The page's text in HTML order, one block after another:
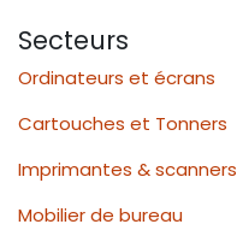
Secteurs
Ordinateurs et écrans
Cartouches et Tonners
Imprimantes & scanners
Mobilier de bureau